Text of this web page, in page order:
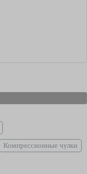
Компрессионные чулки